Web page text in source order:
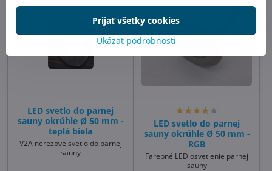
LED svetlo do parnej
sauny okrúhle Ø 50 mm -
teplá biela
V2A nerezové svetlo do parnej
sauny
LED svetlo do parnej
sauny okrúhle Ø 50 mm -
RGB
Farebné LED osvetlenie parnej
sauny
Ukázať podrobnosti
Prijať všetky cookies